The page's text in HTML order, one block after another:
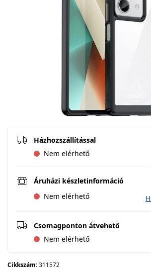
Házhozszállítással
Nem elérhető
Áruházi készletinformáció
Nem elérhető
Csomagponton átvehető
Nem elérhető
Cikkszám:311572